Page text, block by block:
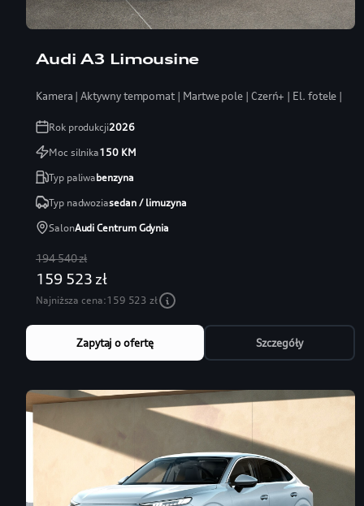
Audi A3 Limousine
Kamera | Aktywny tempomat | Martwe pole | Czerń+ | El. fotele |
Rok produkcji2026
Moc silnika150KM
Typ paliwabenzyna
Typ nadwoziasedan / limuzyna
SalonAudi Centrum Gdynia
194 540 zł
159 523 zł
Najniższa cena:159 523 zł
Zapytaj o ofertę Szczegóły